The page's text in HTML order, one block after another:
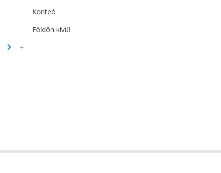
Konteó
Földön kívül
+